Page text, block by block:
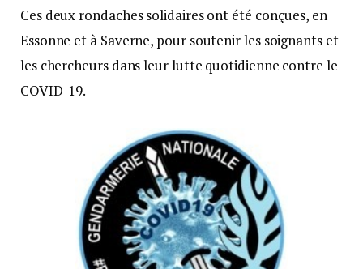
Ces deux rondaches solidaires ont été conçues, en
Essonne et à Saverne, pour soutenir les soignants et
les chercheurs dans leur lutte quotidienne contre le
COVID-19.